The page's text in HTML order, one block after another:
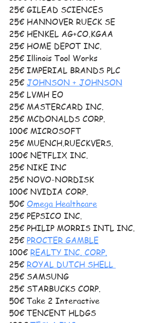
25€ GILEAD SCIENCES
25€ HANNOVER RUECK SE
25€ HENKEL AG+CO.KGAA
25€ HOME DEPOT INC.
25€ Illinois Tool Works
25€ IMPERIAL BRANDS PLC
25€ JOHNSON + JOHNSON
25€ LVMH EO
25€ MASTERCARD INC.
25€ MCDONALDS CORP.
100€ MICROSOFT
25€ MUENCH.RUECKVERS.
100€ NETFLIX INC.
25€ NIKE INC
25€ NOVO-NORDISK
100€ NVIDIA CORP.
50€ Omega Healthcare
25€ PEPSICO INC.
25€ PHILIP MORRIS INTL INC.
25€ PROCTER GAMBLE
100€ REALTY INC. CORP.
25€ ROYAL DUTCH SHELL
25€ SAMSUNG
25€ STARBUCKS CORP.
50€ Take 2 Interactive
50€ TENCENT HLDGS